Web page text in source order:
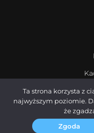
Ta strona korzysta z
najwyższym poziomie.
że
Zgoda